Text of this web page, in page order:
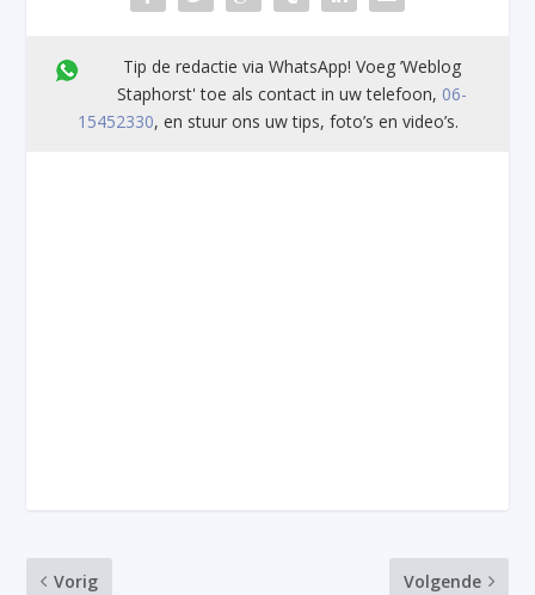
Tip de redactie via WhatsApp! Voeg ’Weblog
Staphorst' toe als contact in uw telefoon, 06-
15452330, en stuur ons uw tips, foto’s en video’s.
Vorig Volgende